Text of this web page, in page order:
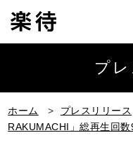
プ
ホーム > プレスリリース
RAKUMACHI」総再生回数